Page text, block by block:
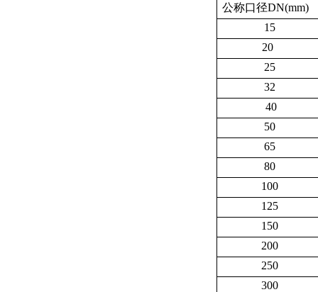
公称口径DN(mm)
15
20
25
32
40
50
65
80
100
125
150
200
250
300